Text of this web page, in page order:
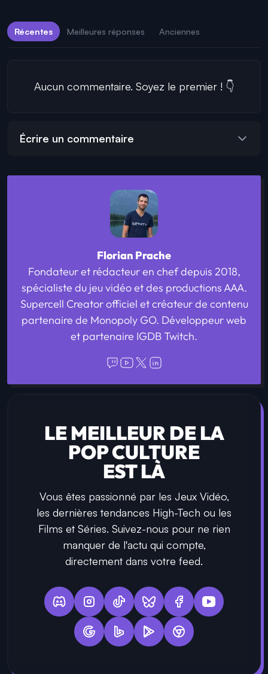
Récentes Meilleures réponses Anciennes
Aucun commentaire. Soyez le premier ! 👇
Écrire un commentaire
Florian Prache
Fondateur et rédacteur en chef depuis 2018,
spécialiste du jeu vidéo et des productions AAA.
Supercell Creator officiel et créateur de contenu
partenaire de Monopoly GO. Développeur web
et partenaire IGDB Twitch.
LE MEILLEUR DE LA
POP CULTURE
EST LÀ
Vous êtes passionné par les Jeux Vidéo,
les dernières tendances High-Tech ou les
Films et Séries. Suivez-nous pour ne rien
manquer de l'actu qui compte,
directement dans votre feed.